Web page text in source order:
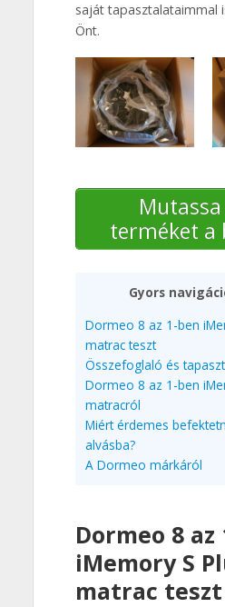
saját tapasztalataimmal
Önt.
terméket a
Gyors
Dormeo 8 az 1-ben
matrac teszt
Összefoglaló és
Dormeo 8 az 1-ben
matracról
Miért érdemes
alvásba?
A Dormeo márkáról
Dormeo 8 az
iMemory S
matrac teszt